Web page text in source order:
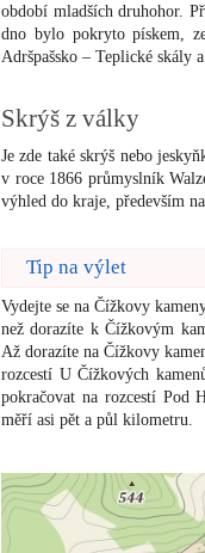
období mladších druhohor.
dno bylo pokryto pískem,
Adršpašsko – Teplické skály
Skrýš z války
Je zde také skrýš nebo
v roce 1866 průmyslník
výhled do kraje, především
Tip na výlet
Vydejte se na Čížkovy
než dorazíte k Čížkovým
Až dorazíte na Čížkovy
rozcestí U Čížkových
pokračovat na rozcestí Pod
měří asi pět a půl kilometru.